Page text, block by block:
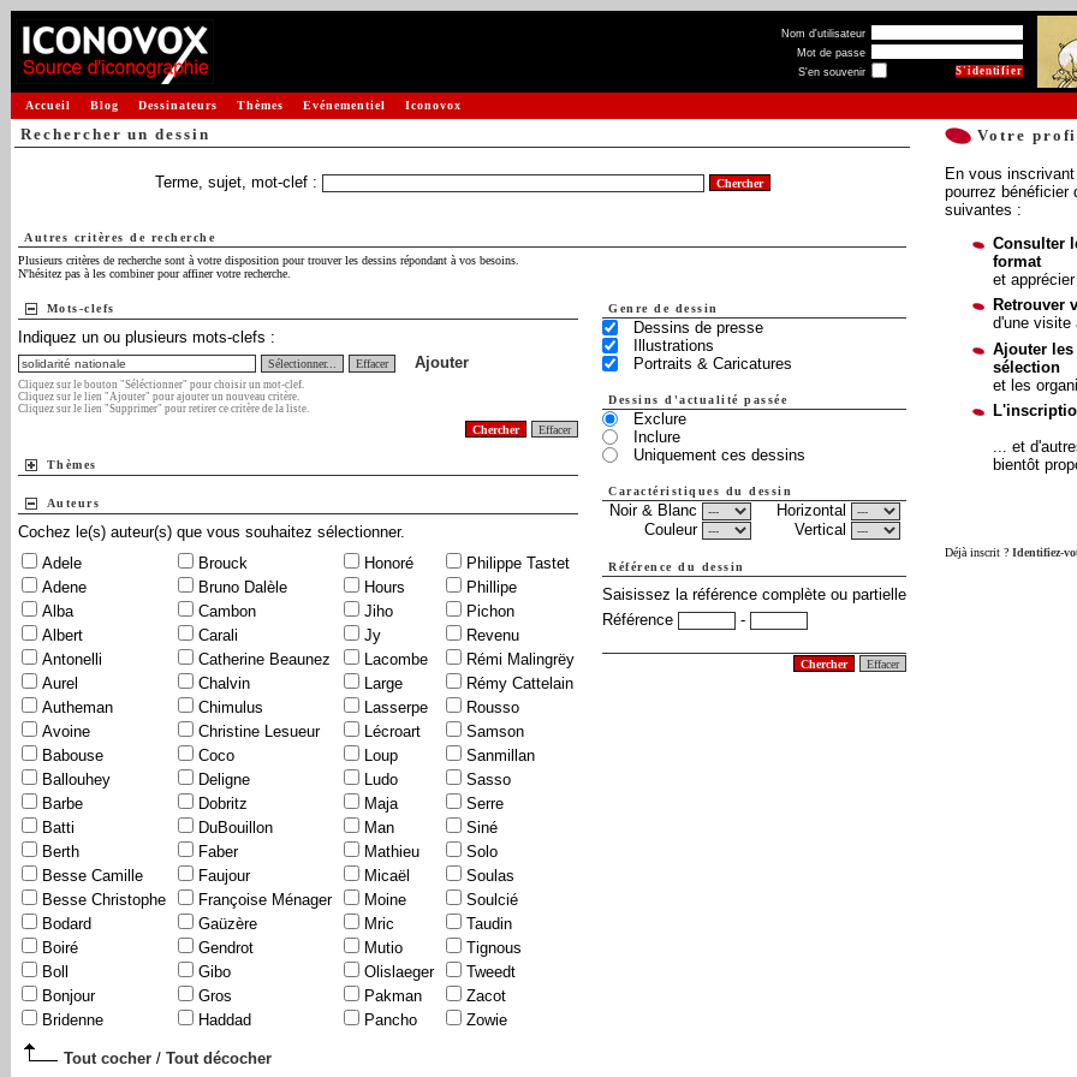
Nom d'utilisateur
Mot de passe
S'en souvenir
Accueil Blog Dessinateurs Thèmes Evénementiel Iconovox
Rechercher un dessin
Terme, sujet, mot-clef :
Autres critères de recherche
Plusieurs critères de recherche sont à votre disposition pour trouver les dessins répondant à vos besoins.
N'hésitez pas à les combiner pour affiner votre recherche.
Mots-clefs
Indiquez un ou plusieurs mots-clefs :
Sélectionner... Effacer Ajouter
Cliquez sur le bouton "Séléctionner" pour choisir un mot-clef.
Cliquez sur le lien "Ajouter" pour ajouter un nouveau critère.
Cliquez sur le lien "Supprimer" pour retirer ce critère de la liste.
Thèmes
Auteurs
Cochez le(s) auteur(s) que vous souhaitez sélectionner.
Adele
Brouck Honoré
Philippe Tastet
Adene
Bruno Dalèle Hours
Phillipe
Alba
Cambon Jiho
Pichon
Albert
Carali Jy
Revenu
Antonelli
Catherine Beaunez Lacombe
Rémi Malingrëy
Aurel
Chalvin Large
Rémy Cattelain
Autheman
Chimulus Lasserpe
Rousso
Avoine
Christine Lesueur Lécroart
Samson
Babouse
Coco Loup
Sanmillan
Ballouhey
Deligne Ludo
Sasso
Barbe
Dobritz Maja
Serre
Batti
DuBouillon Man
Siné
Berth
Faber Mathieu
Solo
Besse Camille
Faujour Micaël
Soulas
Besse Christophe
Françoise Ménager Moine
Soulcié
Bodard
Gaüzère Mric
Taudin
Boiré
Gendrot Mutio
Tignous
Boll
Gibo Olislaeger
Tweedt
Bonjour
Gros Pakman
Zacot
Bridenne
Haddad Pancho Zowie
Tout cocher / Tout décocher
Genre de dessin
Dessins de presse
Illustrations
Portraits & Caricatures
Dessins d'actualité passée
Exclure
Inclure
Uniquement ces dessins
Caractéristiques du dessin
Noir & Blanc
Horizontal
Couleur
Vertical
Référence du dessin
Saisissez la référence complète ou partielle
Référence
-
Votre
En vous
pourrez bénéficier
suivantes :
Consulter
format
et
Retrouver
d'une visite
Ajouter
sélection
et les
... et
bientôt
Déjà inscrit ? Identifiez-